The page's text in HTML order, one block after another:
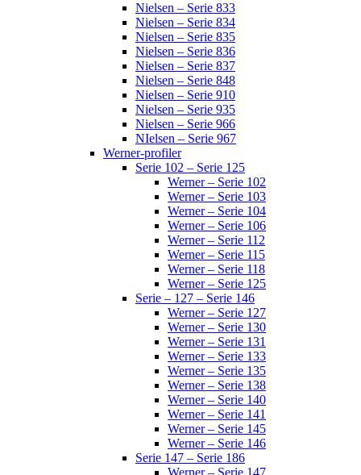
Nielsen – Serie 833
Nielsen – Serie 834
Nielsen – Serie 835
Nielsen – Serie 836
Nielsen – Serie 837
Nielsen – Serie 848
Nielsen – Serie 910
Nielsen – Serie 935
Nielsen – Serie 966
NIelsen – Serie 967
Werner-profiler
Serie 102 – Serie 125
Werner – Serie 102
Werner – Serie 103
Werner – Serie 104
Werner – Serie 106
Werner – Serie 112
Werner – Serie 115
Werner – Serie 118
Werner – Serie 125
Serie – 127 – Serie 146
Werner – Serie 127
Werner – Serie 130
Werner – Serie 131
Werner – Serie 133
Werner – Serie 135
Werner – Serie 138
Werner – Serie 140
Werner – Serie 141
Werner – Serie 145
Werner – Serie 146
Serie 147 – Serie 186
Werner – Serie 147